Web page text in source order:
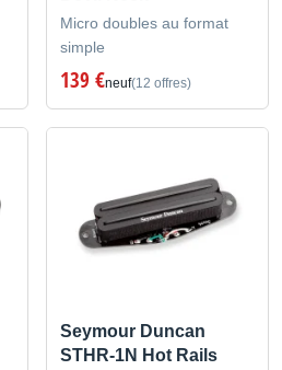
Micro doubles au format
simple
139 €neuf(12 offres)
Seymour Duncan
STHR-1N Hot Rails